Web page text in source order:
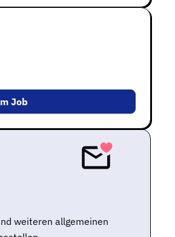
Job
weiteren allgemeinen